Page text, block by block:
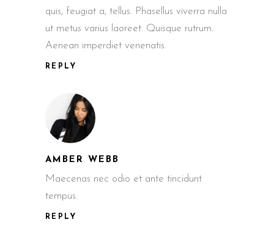
quis, feugiat a, tellus. Phasellus viverra nulla
ut metus varius laoreet. Quisque rutrum.
Aenean imperdiet venenatis.
REPLY
AMBER WEBB
Maecenas nec odio et ante tincidunt
tempus.
REPLY